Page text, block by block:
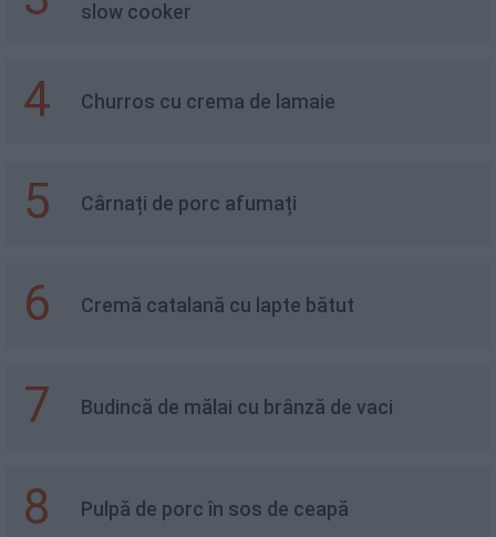
slow cooker
4 Churros cu crema de lamaie
5 Cârnați de porc afumați
6 Cremă catalană cu lapte bătut
7 Budincă de mălai cu brânză de vaci
8 Pulpă de porc în sos de ceapă